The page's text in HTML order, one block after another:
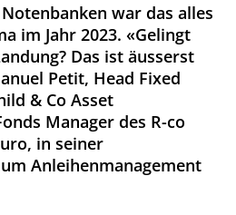
war das alles
im Jahr 2023. «Gelingt
Das ist äusserst
Petit, Head Fixed
& Co Asset
Manager des R-co
in seiner
Anleihenmanagement